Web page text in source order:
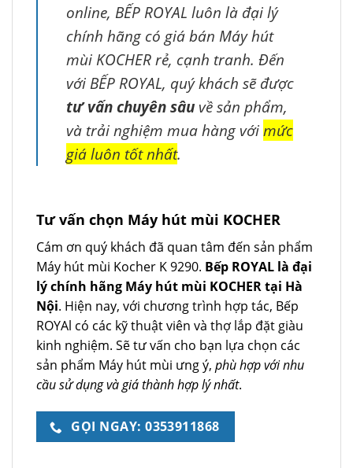
online, BẾP ROYAL luôn là đại lý
chính hãng có giá bán Máy hút
mùi KOCHER rẻ, cạnh tranh. Đến
với BẾP ROYAL, quý khách sẽ được
tư vấn chuyên sâu về sản phẩm,
và trải nghiệm mua hàng vớimức
giá luôn tốt nhất.
Tư vấn chọn Máy hút mùi KOCHER
Cám ơn quý khách đã quan tâm đến sản phẩm
Máy hút mùi Kocher K 9290. Bếp ROYAL là đại
lý chính hãng Máy hút mùi KOCHER tại Hà
Nội. Hiện nay, với chương trình hợp tác, Bếp
ROYAl có các kỹ thuật viên và thợ lắp đặt giàu
kinh nghiệm. Sẽ tư vấn cho bạn lựa chọn các
sản phẩm Máy hút mùi ưng ý, phù hợp với nhu
cầu sử dụng và giá thành hợp lý nhất.
GỌI NGAY: 0353911868